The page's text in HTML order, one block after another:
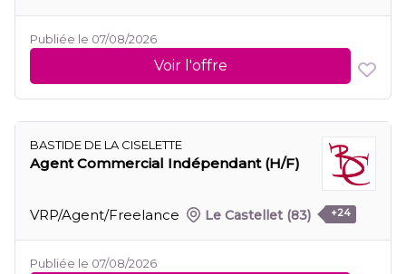
Publiée le 07/08/2026
Voir l'offre
BASTIDE DE LA CISELETTE
Agent Commercial Indépendant (H/F)
VRP/Agent/Freelance Le Castellet (83) +24
Publiée le 07/08/2026